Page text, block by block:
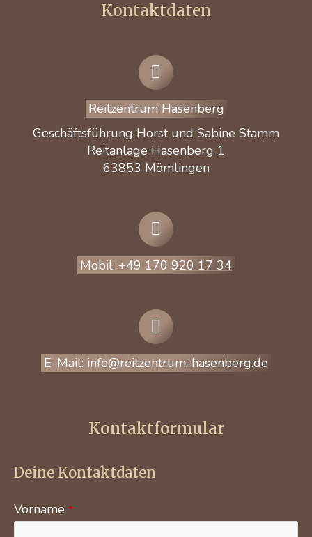
Kontaktdaten
Reitzentrum Hasenberg
Geschäftsführung Horst und Sabine Stamm
Reitanlage Hasenberg 1
63853 Mömlingen
Mobil: +49 170 920 17 34
E-Mail: info@reitzentrum-hasenberg.de
Kontaktformular
Deine Kontaktdaten
Vorname *